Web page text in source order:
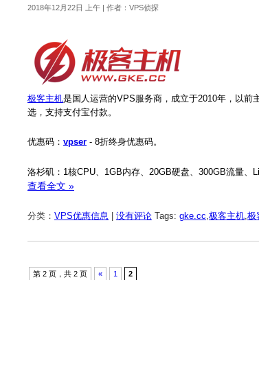
2018年12月22日 上午 | 作者：VPS侦探
极客主机是国人运营的VPS服务商，成立于2010年，以
选，支持支付宝付款。
优惠码： vpser - 8折终身优惠码。
洛杉矶：1核CPU、1GB内存、20GB硬盘、300GB流量、
查看全文 »
分类： VPS优惠信息 没有评论 Tags: gke.cc 极客主机 极
第 2 页，共 2 页 « 1 2